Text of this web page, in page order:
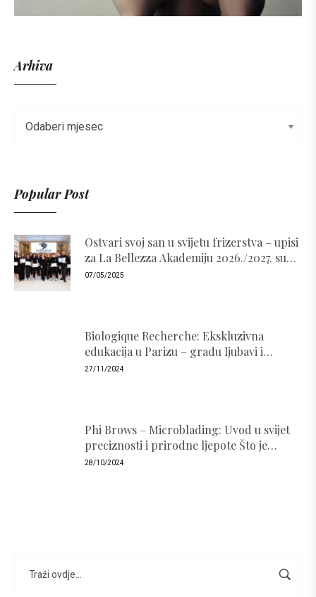
Arhiva
Popular Post
Ostvari svoj san u svijetu frizerstva – upisi
za La Bellezza Akademiju 2026./2027. su
otvoreni!
07/05/2025
Biologique Recherche: Ekskluzivna
edukacija u Parizu – gradu ljubavi i
luksuza
27/11/2024
Phi Brows – Microblading: Uvod u svijet
preciznosti i prirodne ljepote Što je
PhiBrows i zašto je popularan ?
28/10/2024